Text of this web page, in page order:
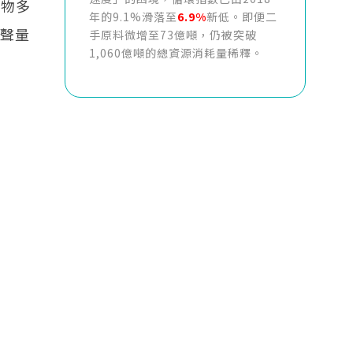
多
量
年的9.1%滑落至6.9%新低。即便二
手原料微增至73億噸，仍被突破
1,060億噸的總資源消耗量稀釋。